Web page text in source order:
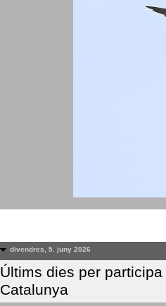
divendres, 5. juny 2026
Últims dies per
Catalunya